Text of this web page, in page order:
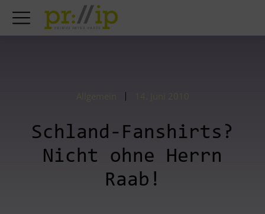
Schland-Fanshirts?
Nicht ohne Herrn
Raab!